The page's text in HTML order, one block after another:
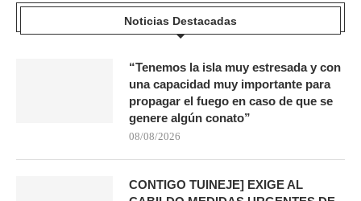
Noticias Destacadas
“Tenemos la isla muy estresada y con
una capacidad muy importante para
propagar el fuego en caso de que se
genere algún conato”
08/08/2026
CONTIGO TUINEJE] EXIGE AL